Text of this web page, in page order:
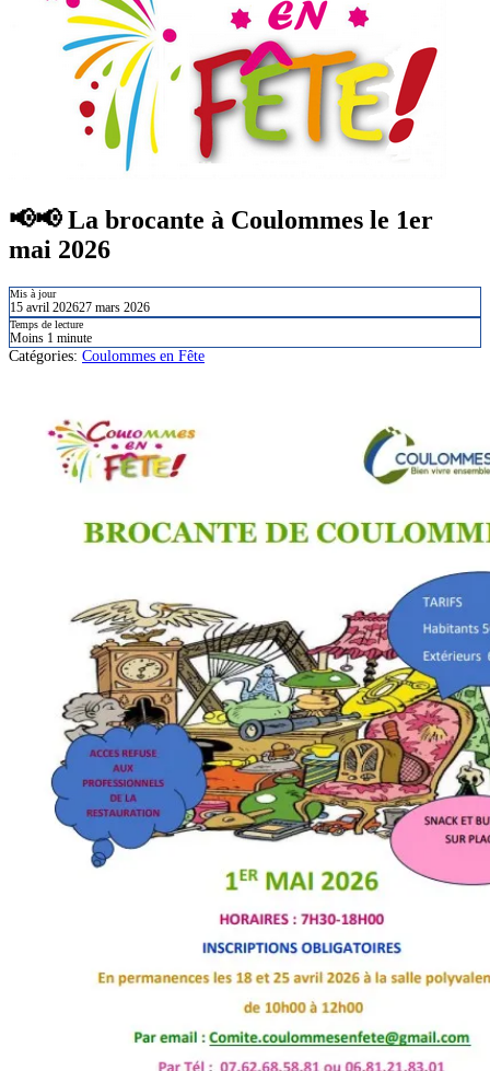
📢​📢​ La brocante à Coulommes le 1er
mai 2026
Mis à jour
15 avril 202627 mars 2026
Temps de lecture
Moins 1 minute
Catégories: Coulommes en Fête